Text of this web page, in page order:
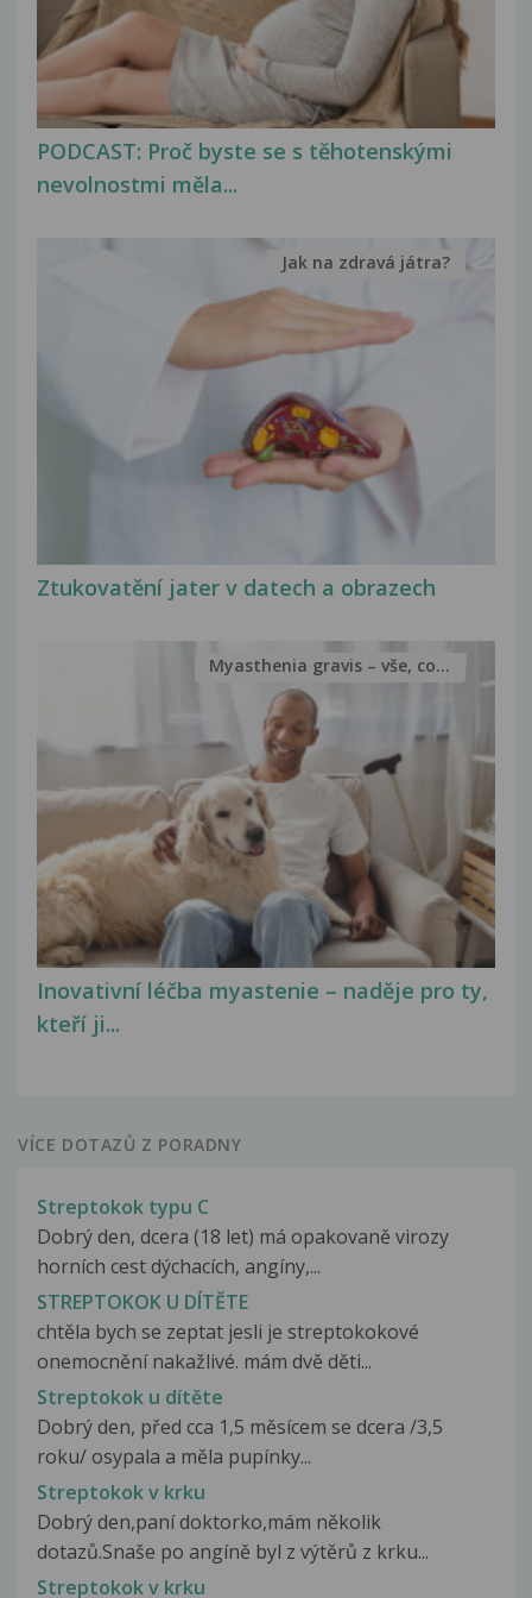
PODCAST: Proč byste se s těhotenskými
nevolnostmi měla...
Ztukovatění jater v datech a obrazech
Jak na zdravá játra?
Inovativní léčba myastenie – naděje pro ty,
kteří ji...
Myasthenia gravis – vše, co...
VÍCE DOTAZŮ Z PORADNY
Streptokok typu C
Dobrý den, dcera (18 let) má opakovaně virozy
horních cest dýchacích, angíny,...
STREPTOKOK U DÍTĚTE
chtěla bych se zeptat jesli je streptokokové
onemocnění nakažlivé. mám dvě děti...
Streptokok u dítěte
Dobrý den, před cca 1,5 měsícem se dcera /3,5
roku/ osypala a měla pupínky...
Streptokok v krku
Dobrý den,paní doktorko,mám několik
dotazů.Snaše po angíně byl z výtěrů z krku...
Streptokok v krku